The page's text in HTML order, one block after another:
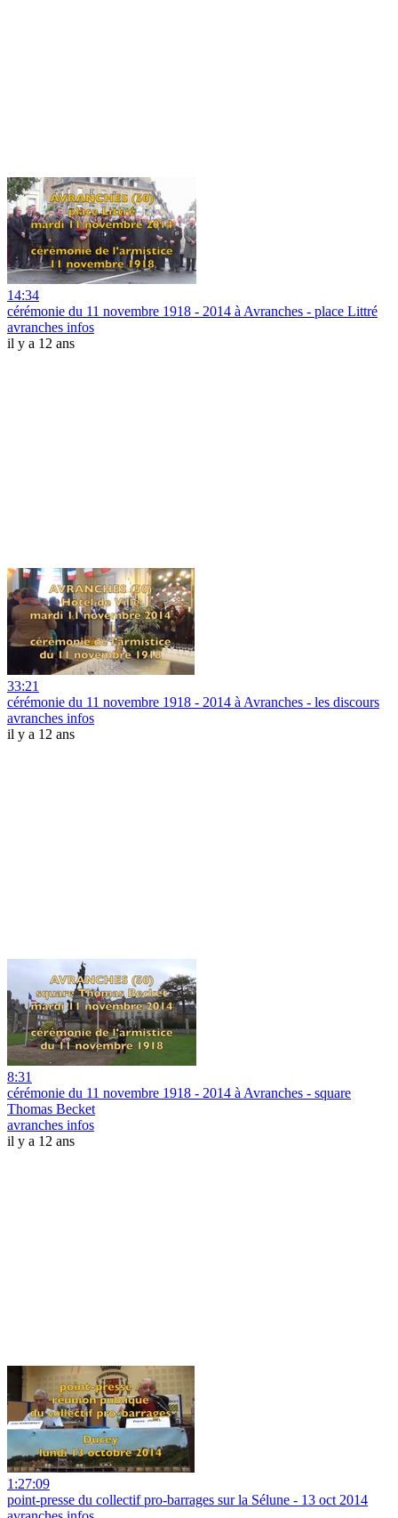
14:34
cérémonie du 11 novembre 1918 - 2014 à Avranches - place Littré
avranches infos
il y a 12 ans
33:21
cérémonie du 11 novembre 1918 - 2014 à Avranches - les discours
avranches infos
il y a 12 ans
8:31
cérémonie du 11 novembre 1918 - 2014 à Avranches - square
Thomas Becket
avranches infos
il y a 12 ans
1:27:09
point-presse du collectif pro-barrages sur la Sélune - 13 oct 2014